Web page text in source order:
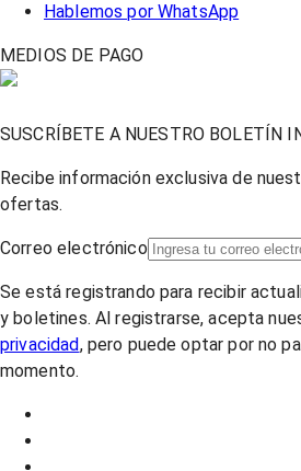
Hablemos por WhatsApp
MEDIOS DE PAGO
SUSCRÍBETE A NUESTRO BOLETÍN
Recibe información exclusiva de
ofertas.
Correo electrónico
Se está registrando para recibir
y boletines. Al registrarse, acepta
privacidad, pero puede optar por no
momento.